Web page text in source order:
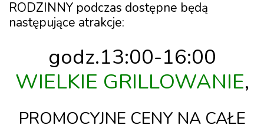
RODZINNY podczas dostępne będą
następujące atrakcje:
godz.13:00-16:00
WIELKIE GRILLOWANIE,
PROMOCYJNE CENY NA CAŁE